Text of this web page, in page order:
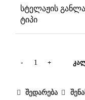
სტელაჟის
ტიპი
შედარება